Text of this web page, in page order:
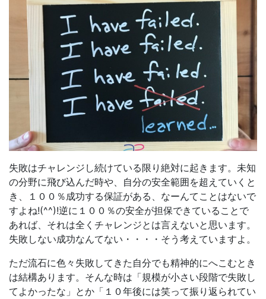
失敗はチャレンジし続けている限り絶対に起きます。未知
の分野に飛び込んだ時や、自分の安全範囲を超えていくと
き、１００％成功する保証がある、なーんてことはないで
すよね!(^^)!逆に１００％の安全が担保できていることで
あれば、それは全くチャレンジとは言えないと思います。
失敗しない成功なんてない・・・・そう考えていますよ。
ただ流石に色々失敗してきた自分でも精神的にへこむとき
は結構あります。そんな時は「規模が小さい段階で失敗し
てよかったな」とか「１０年後には笑って振り返られてい